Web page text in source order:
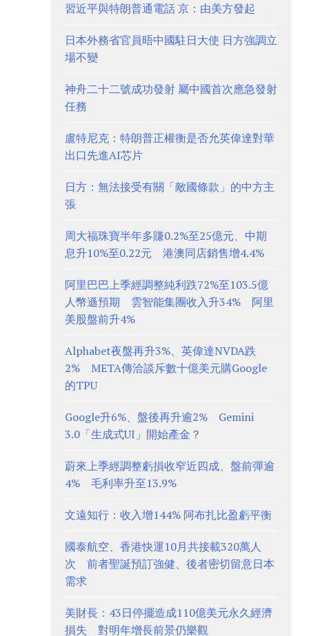
習近平與特朗普通電話 京：由美方發起
日本外務省官員晤中國駐日大使 日方強調立
場不變
神舟二十二號成功發射 屬中國首次應急發射
任務
盧特尼克：特朗普正權衡是否允英偉達對華
出口先進AI芯片
日方：無法接受有關「敵國條款」的中方主
張
周大福珠寶半年多賺0.2%至25億元、中期
息升10%至0.22元 港澳同店銷售增4.4%
阿里巴巴上季經調整純利跌72%至103.5億
人幣遜預期 雲智能集團收入升34% 阿里
美股盤前升4%
Alphabet夜盤再升3%、英偉達NVDA跌
2% META傳洽談斥數十億美元購Google
的TPU
Google升6%、盤後再升逾2% Gemini
3.0「生成式UI」開始產金？
蔚來上季經調整虧損收窄近四成、盤前彈逾
4% 毛利率升至13.9%
文遠知行：收入增144% 阿布扎比盈虧平衡
國泰航空、香港快運10月共接載320萬人
次 前者聖誕預訂強健、後者密切留意日本
需求
美財長：43日停擺造成110億美元永久經濟
損失 對明年增長前景仍樂觀